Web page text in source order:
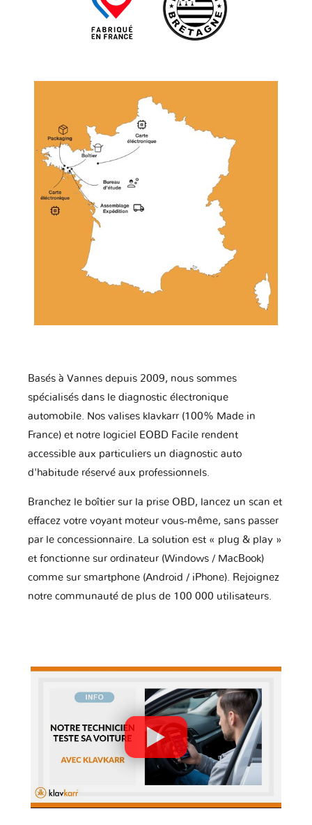
Basés à Vannes depuis 2009, nous sommes
spécialisés dans le diagnostic électronique
automobile. Nos valises klavkarr (100% Made in
France) et notre logiciel EOBD Facile rendent
accessible aux particuliers un diagnostic auto
d'habitude réservé aux professionnels.
Branchez le boîtier sur la prise OBD, lancez un scan et
effacez votre voyant moteur vous-même, sans passer
par le concessionnaire. La solution est « plug & play »
et fonctionne sur ordinateur (Windows / MacBook)
comme sur smartphone (Android / iPhone). Rejoignez
notre communauté de plus de 100 000 utilisateurs.